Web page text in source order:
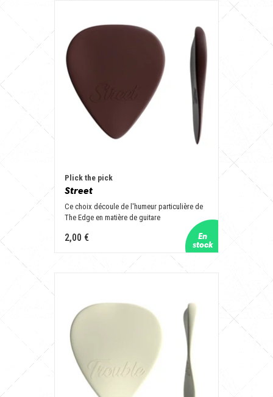
Plick the pick
Street
Ce choix découle de l'humeur particulière de
The Edge en matière de guitare
2,00 €